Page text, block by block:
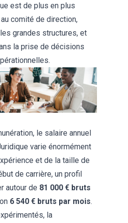
est de plus en plus
comité de direction,
grandes structures, et
la prise de décisions
le salaire annuel
varie énormément
et de la taille de
de carrière, un profil
autour de 81 000 € bruts
6 540 € bruts par mois.
la